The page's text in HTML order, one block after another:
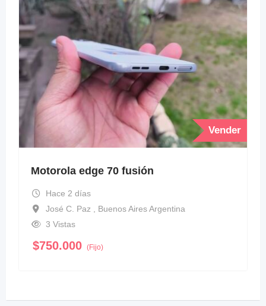
Vender
Motorola edge 70 fusión
Hace 2 días
José C. Paz , Buenos Aires Argentina
3 Vistas
$750.000 (Fijo)